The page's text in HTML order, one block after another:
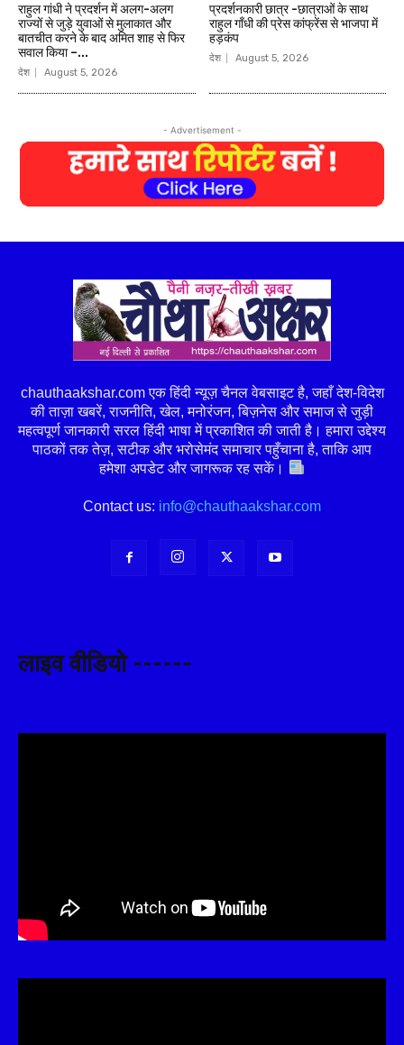
राहुल गांधी ने प्रदर्शन में अलग-अलग
राज्यों से जुड़े युवाओं से मुलाकात और
बातचीत करने के बाद अमित शाह से फिर
सवाल किया –...
देश August 5, 2026
प्रदर्शनकारी छात्र -छात्राओं के साथ
राहुल गाँधी की प्रेस कांफ्रेंस से भाजपा में
हड़कंप
देश August 5, 2026
- Advertisement -
chauthaakshar.com एक हिंदी न्यूज़ चैनल वेबसाइट है, जहाँ देश-विदेश
की ताज़ा खबरें, राजनीति, खेल, मनोरंजन, बिज़नेस और समाज से जुड़ी
महत्वपूर्ण जानकारी सरल हिंदी भाषा में प्रकाशित की जाती है। हमारा उद्देश्य
पाठकों तक तेज़, सटीक और भरोसेमंद समाचार पहुँचाना है, ताकि आप
हमेशा अपडेट और जागरूक रह सकें।
Contact us: info@chauthaakshar.com
लाइव वीडियो ------